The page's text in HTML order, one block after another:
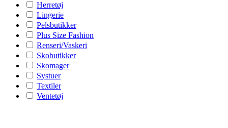
Herretøj
Lingerie
Pelsbutikker
Plus Size Fashion
Renseri/Vaskeri
Skobutikker
Skomager
Systuer
Textiler
Ventetøj